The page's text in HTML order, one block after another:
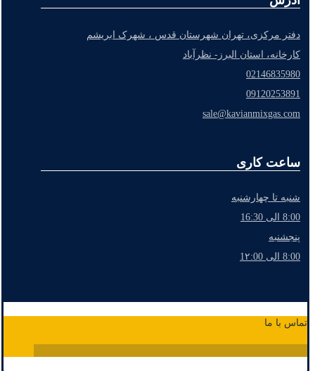
دفتر مرکزی، تهران شهرستان قدس ، شهرک ابریشم
کارخانه، استان البرز- نظرآباد
02146835980
09120253891
sale@kavianmixgas.com
ساعت کاری
شنبه تا چهارشنبه
8:00 الی 16:30
پنجشنبه
8:00 الی 1۲:00
تماس با ما